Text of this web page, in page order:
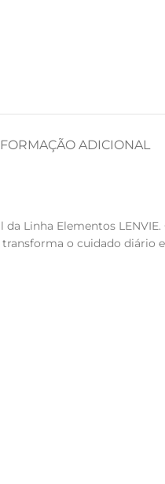
ADICIONAL
Linha Elementos
o cuidado diário